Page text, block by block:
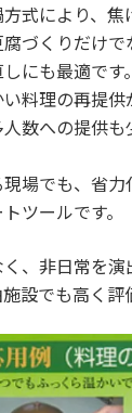
式により、焦
づくりだけ
にも最適です。
料理の再提供
数への提供も
場でも、省
ツールです。
、非日常を
設でも高く評